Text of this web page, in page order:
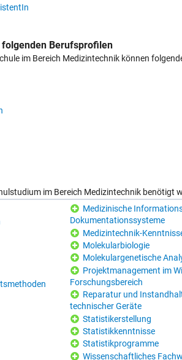
Berufsprofilen
im Bereich Medizintechnik können
im Bereich Medizintechnik benötigt
Medizinische
Dokumentationssysteme
Medizintechnik-
Molekularbiologie
Molekulargenetische
Projektmanagement im
Forschungsbereich
Reparatur und
technischer Geräte
Statistikerstellung
Statistikkenntnisse
Statistikprogramme
Wissenschaftliches